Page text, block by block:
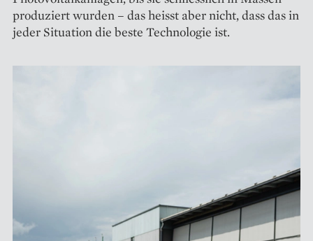
produziert ­wurden – das heisst aber nicht, dass das in
jeder Situation die beste Technologie ist.